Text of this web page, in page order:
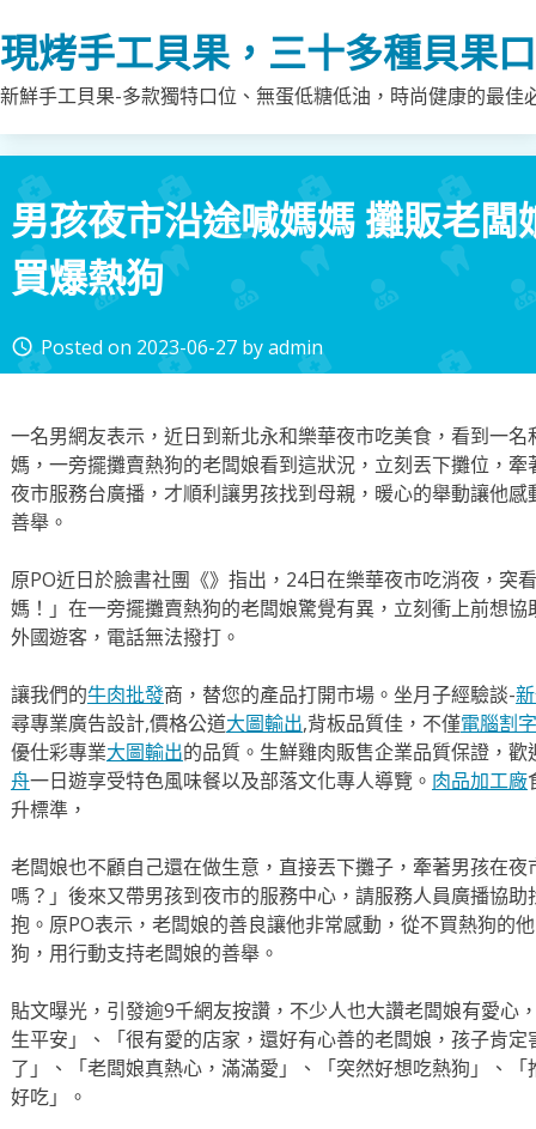
to
content
現烤手工貝果，三十多種貝果
新鮮手工貝果-多款獨特口位、無蛋低糖低油，時尚健康的最
男孩夜市沿途喊媽媽 攤販老闆
買爆熱狗
access_time Posted on 2023-06-27 byadmin
一名男網友表示，近日到新北永和樂華夜市吃美食，看到一
媽，一旁擺攤賣熱狗的老闆娘看到這狀況，立刻丟下攤位，
夜市服務台廣播，才順利讓男孩找到母親，暖心的舉動讓他
善舉。
原PO近日於臉書社團《》指出，24日在樂華夜市吃消夜，突
媽！」在一旁擺攤賣熱狗的老闆娘驚覺有異，立刻衝上前想
外國遊客，電話無法撥打。
讓我們的牛肉批發商，替您的產品打開市場。坐月子經驗談-
尋專業廣告設計,價格公道大圖輸出,背板品質佳，不僅電腦割字
優仕彩專業大圖輸出的品質。生鮮雞肉販售企業品質保證，歡
舟一日遊享受特色風味餐以及部落文化專人導覽。 肉品加工廠
升標準，
老闆娘也不顧自己還在做生意，直接丟下攤子，牽著男孩在
嗎？」後來又帶男孩到夜市的服務中心，請服務人員廣播協
抱。原PO表示，老闆娘的善良讓他非常感動，從不買熱狗的
狗，用行動支持老闆娘的善舉。
貼文曝光，引發逾9千網友按讚，不少人也大讚老闆娘有愛心
生平安」、「很有愛的店家，還好有心善的老闆娘，孩子肯
了」、「老闆娘真熱心，滿滿愛」、「突然好想吃熱狗」、
好吃」。